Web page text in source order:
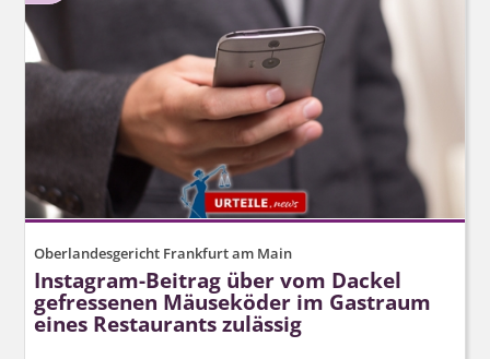
Oberlandesgericht Frankfurt am Main
Instagram-Beitrag über vom Dackel
gefressenen Mäuseköder im Gastraum
eines Restaurants zulässig